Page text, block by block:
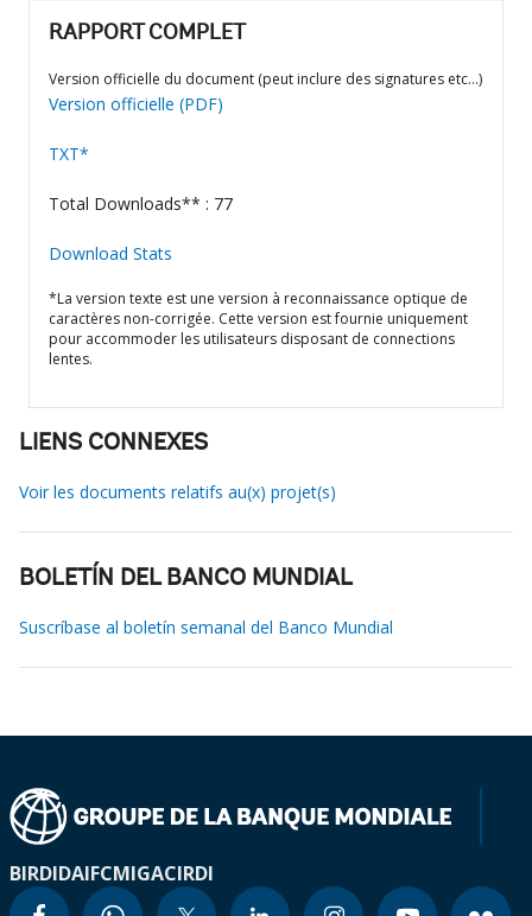
RAPPORT COMPLET
Version officielle du document (peut inclure des signatures etc…)
Version officielle (PDF)
TXT*
Total Downloads** : 77
Download Stats
*La version texte est une version à reconnaissance optique de
caractères non-corrigée. Cette version est fournie uniquement
pour accommoder les utilisateurs disposant de connections
lentes.
LIENS CONNEXES
Voir les documents relatifs au(x) projet(s)
BOLETÍN DEL BANCO MUNDIAL
Suscríbase al boletín semanal del Banco Mundial
BIRDIDAIFCMIGACIRDI